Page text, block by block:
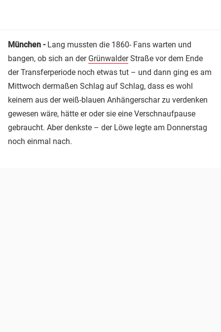
München -Lang mussten die 1860- Fans warten und
bangen, ob sich an der GrünwalderStraße vor dem Ende
der Transferperiode noch etwas tut – und dann ging es am
Mittwoch dermaßen Schlag auf Schlag, dass es wohl
keinem aus der weiß-blauen Anhängerschar zu verdenken
gewesen wäre, hätte er oder sie eine Verschnaufpause
gebraucht. Aber denkste – der Löwe legte am Donnerstag
noch einmal nach.